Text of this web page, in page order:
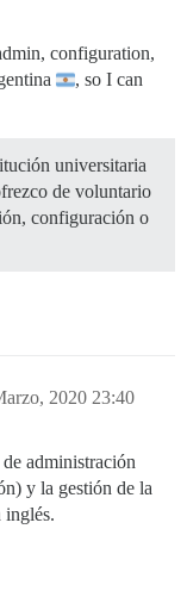
configuration,
, so I can
universitaria
de voluntario
configuración o
2020 23:40
administración
y la gestión de la
inglés.